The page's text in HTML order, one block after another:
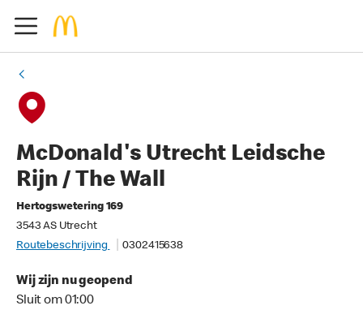
McDonald's Utrecht Leidsche
Rijn / The Wall
Hertogswetering 169
3543 AS Utrecht
Routebeschrijving
0302415638
Wij zijn nu geopend
Sluit om 01:00